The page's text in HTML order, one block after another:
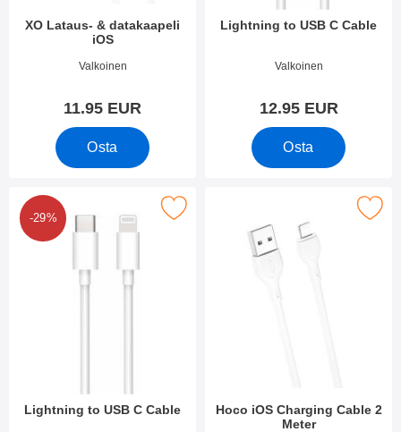
XO Lataus- & datakaapeli
iOS
Tuote.nro 38545
Valkoinen
11.95 EUR
Osta
Lightning to USB C Cable
Tuote.nro 34655
Valkoinen
12.95 EUR
Osta
-29%
Lightning to USB C Cable
Merkitse lightning to USB C Cable suosikiksi
Hoco iOS Charging Cable 2
Meter
Merkitse hoco iOS Charging